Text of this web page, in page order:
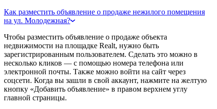
Как разместить объявление о продаже нежилого помещения
на ул. Молодежная?
Чтобы разместить объявление о продаже объекта
недвижимости на площадке Realt, нужно быть
зарегистрированным пользователем. Сделать это можно в
несколько кликов — с помощью номера телефона или
электронной почты. Также можно войти на сайт через
соцсети. Когда вы зашли в свой аккаунт, нажмите на желтую
кнопку «Добавить объявление» в правом верхнем углу
главной страницы.